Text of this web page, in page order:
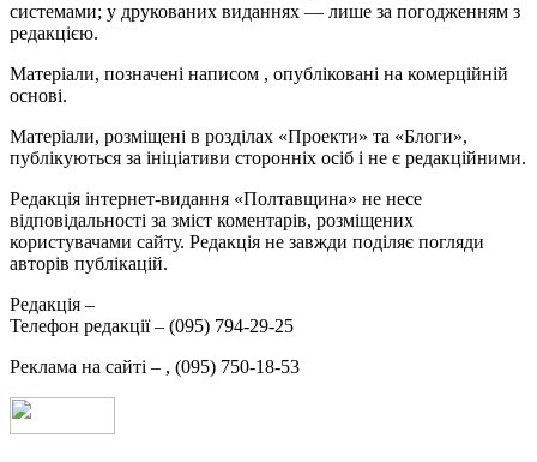
системами; у друкованих виданнях — лише за погодженням з
редакцією.
Матеріали, позначені написом , опубліковані на комерційній
основі.
Матеріали, розміщені в розділах «Проекти» та «Блоги»,
публікуються за ініціативи сторонніх осіб і не є редакційними.
Редакція інтернет-видання «Полтавщина» не несе
відповідальності за зміст коментарів, розміщених
користувачами сайту. Редакція не завжди поділяє погляди
авторів публікацій.
Редакція –
Телефон редакції – (095) 794-29-25
Реклама на сайті – , (095) 750-18-53